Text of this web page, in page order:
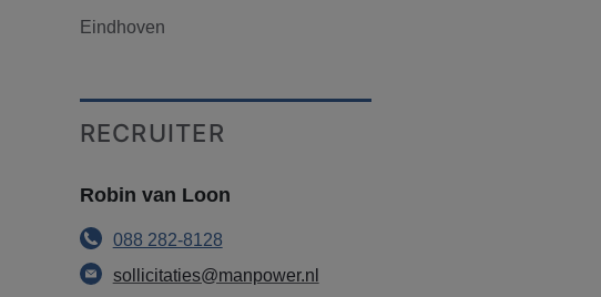
Eindhoven
RECRUITER
Robin van Loon
088 282-8128
sollicitaties@manpower.nl